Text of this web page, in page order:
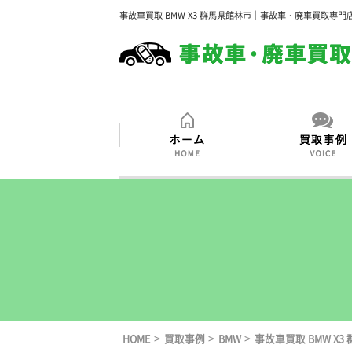
事故車買取 BMW X3 群馬県館林市｜事故車・廃車買取専門
HOME > 買取事例 > BMW > 事故車買取 BMW X3